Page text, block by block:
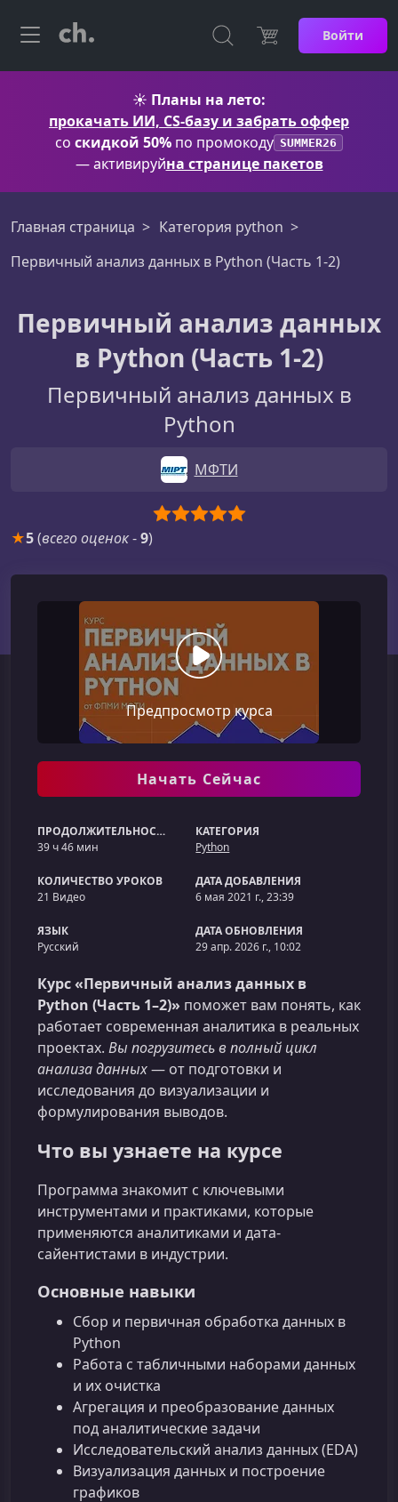
Войти
☀️ Планы на лето:
прокачать ИИ, CS-базу и забрать оффер
со скидкой 50% по промокоду SUMMER26
— активируйна странице пакетов
Главная страница
Категория python
Первичный анализ данных в Python (Часть 1-2)
Первичный анализ данных
в Python (Часть 1-2)
Первичный анализ данных в
Python
МФТИ
★5(всего оценок-9)
Предпросмотр курса
Начать Сейчас
ПРОДОЛЖИТЕЛЬНОСТЬ
39 ч 46 мин
КАТЕГОРИЯ
Python
КОЛИЧЕСТВО УРОКОВ
21 Видео
ДАТА ДОБАВЛЕНИЯ
6 мая 2021 г., 23:39
ЯЗЫК
Русский
ДАТА ОБНОВЛЕНИЯ
29 апр. 2026 г., 10:02
Курс «Первичный анализ данных в
Python (Часть 1–2)» поможет вам понять, как
работает современная аналитика в реальных
проектах. Вы погрузитесь в полный цикл
анализа данных— от подготовки и
исследования до визуализации и
формулирования выводов.
Что вы узнаете на курсе
Программа знакомит с ключевыми
инструментами и практиками, которые
применяются аналитиками и дата-
сайентистами в индустрии.
Основные навыки
Сбор и первичная обработка данных в
Python
Работа с табличными наборами данных
и их очистка
Агрегация и преобразование данных
под аналитические задачи
Исследовательский анализ данных (EDA)
Визуализация данных и построение
графиков